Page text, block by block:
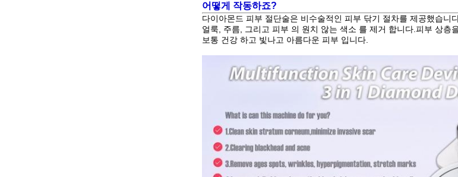
어떻게 작동하죠?
다이아몬드 피부 절단술은 비수술적인 피부 닦기 절차를 제공했습니
얼룩, 주름, 그리고 피부 의 원치 않는 색소 를 제거 합니다.피부 상
보통 건강 하고 빛나고 아름다운 피부 입니다.